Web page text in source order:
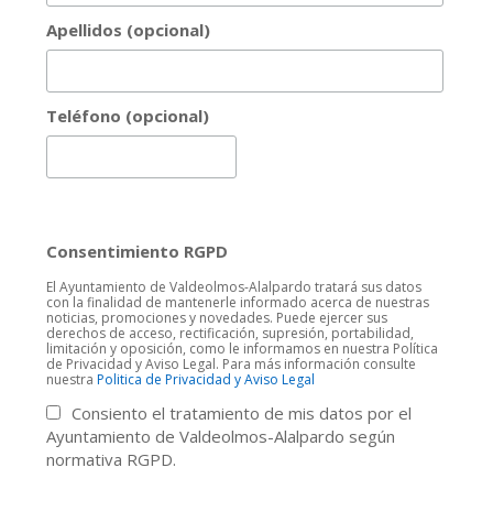
Apellidos (opcional)
Teléfono (opcional)
Consentimiento RGPD
El Ayuntamiento de Valdeolmos-Alalpardo tratará sus datos
con la finalidad de mantenerle informado acerca de nuestras
noticias, promociones y novedades. Puede ejercer sus
derechos de acceso, rectificación, supresión, portabilidad,
limitación y oposición, como le informamos en nuestra Política
de Privacidad y Aviso Legal. Para más información consulte
nuestra Politica de Privacidad y Aviso Legal
Consiento el tratamiento de mis datos por el
Ayuntamiento de Valdeolmos-Alalpardo según
normativa RGPD.